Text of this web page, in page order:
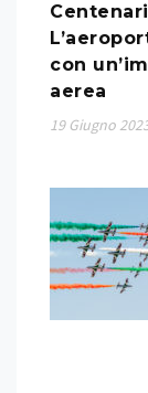
con
aerea
19 Giugno